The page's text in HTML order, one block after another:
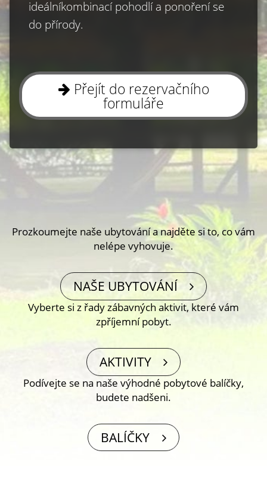
ideálníkombinací pohodlí a ponoření se
do přírody.
Přejít do rezervačního
formuláře
Prozkoumejte naše ubytování a najděte si to, co vám
nelépe vyhovuje.
NAŠE UBYTOVÁNÍ
Vyberte si z řady zábavných aktivit, které vám
zpříjemní pobyt.
AKTIVITY
Podívejte se na naše výhodné pobytové balíčky,
budete nadšeni.
BALÍČKY